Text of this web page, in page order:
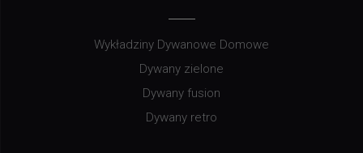
Wykładziny Dywanowe Domowe
Dywany zielone
Dywany fusion
Dywany retro